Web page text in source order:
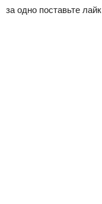
за одно поставьте